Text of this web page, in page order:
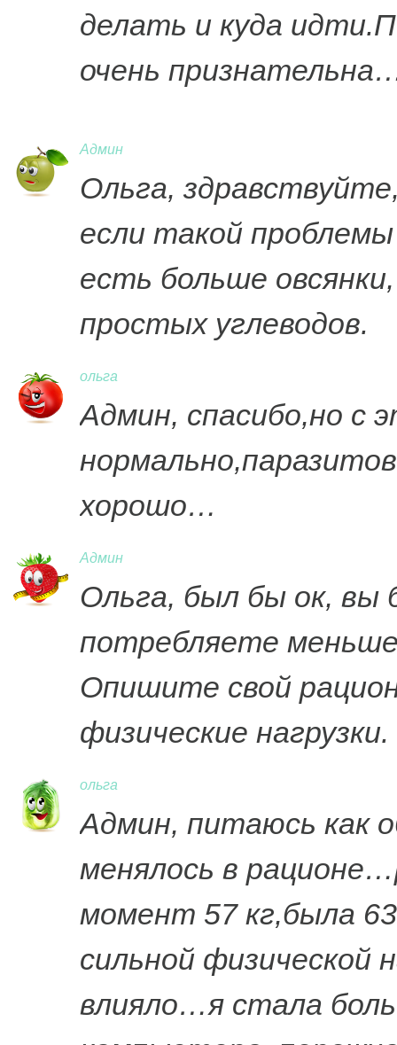
делать и куда
очень
Админ
Ольга,
если такой
есть больше
простых углеводов.
ольга
Админ, спасибо,но с
хорошо…
Админ
Ольга, был бы ок, вы
потребляете
Опишите свой
физические нагрузки.
ольга
Админ, питаюсь как
менялось в
момент 57 кг,была
сильной физической
влияло…я стала